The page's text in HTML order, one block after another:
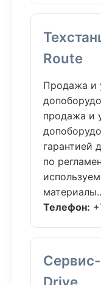
Route
Продажа и
продажа и
гарантией
по
Телефон:
Drive